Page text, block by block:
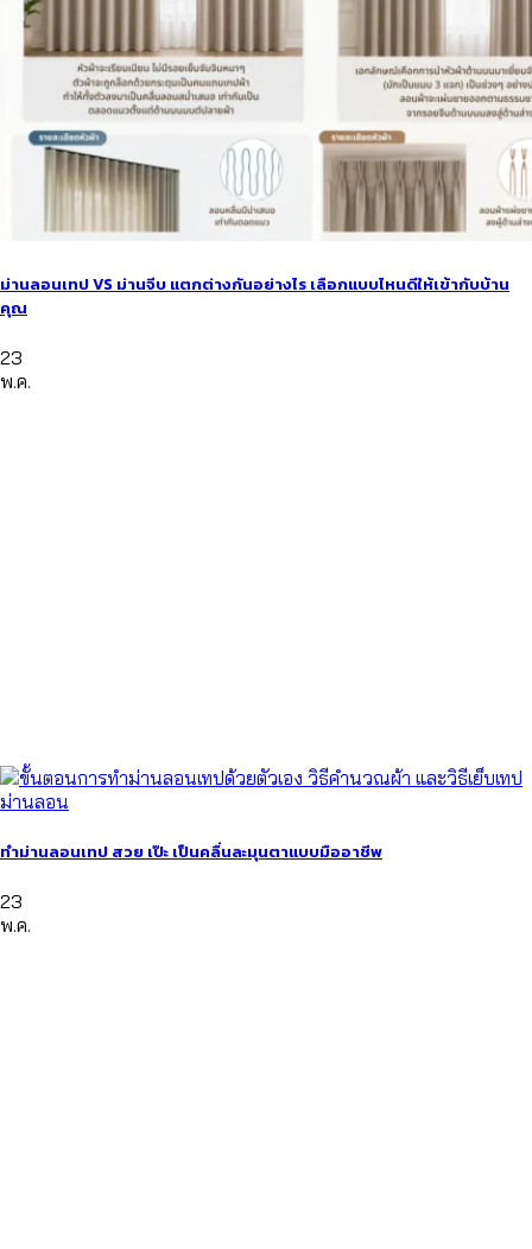
ม่านลอนเทป VS ม่านจีบ แตกต่างกันอย่างไร เลือกแบบไหนดีให้เข้ากับบ้าน
คุณ
23
พ.ค.
ทำม่านลอนเทป สวย เป๊ะ เป็นคลื่นละมุนตาแบบมืออาชีพ
23
พ.ค.